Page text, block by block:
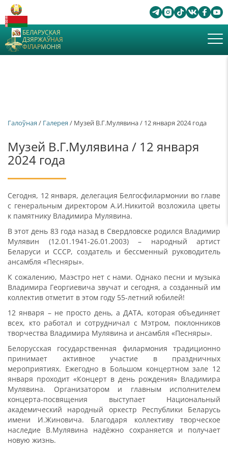
БЕЛАРУСКАЯ
ДЗЯРЖАЎНАЯ
ФІЛАРМОНІЯ
Галоўная / Галерея / Музей В.Г.Мулявина / 12 января 2024 года
Музей В.Г.Мулявина / 12 января
2024 года
Сегодня, 12 января, делегация Белгосфилармонии во главе
с генеральным директором А.И.Никитой возложила цветы
к памятнику Владимира Мулявина.
В этот день 83 года назад в Свердловске родился Владимир
Мулявин (12.01.1941-26.01.2003) – народный артист
Беларуси и СССР, создатель и бессменный руководитель
ансамбля «Песняры».
К сожалению, Маэстро нет с нами. Однако песни и музыка
Владимира Георгиевича звучат и сегодня, а созданный им
коллектив отметит в этом году 55-летний юбилей!
12 января – не просто день, а ДАТА, которая объединяет
всех, кто работал и сотрудничал с Мэтром, поклонников
творчества Владимира Мулявина и ансамбля «Песняры».
Белорусская государственная филармония традиционно
принимает активное участие в праздничных
мероприятиях. Ежегодно в Большом концертном зале 12
января проходит «Концерт в день рождения» Владимира
Мулявина. Организатором и главным исполнителем
концерта-посвящения выступает Национальный
академический народный оркестр Республики Беларусь
имени И.Жиновича. Благодаря коллективу творческое
наследие В.Мулявина надёжно сохраняется и получает
новую жизнь.